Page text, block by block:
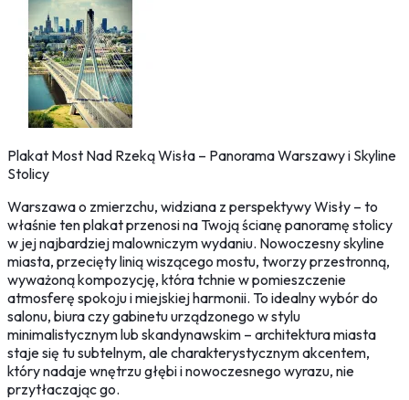
Plakat Most Nad Rzeką Wisła – Panorama Warszawy i Skyline
Stolicy
Warszawa o zmierzchu, widziana z perspektywy Wisły – to
właśnie ten plakat przenosi na Twoją ścianę panoramę stolicy
w jej najbardziej malowniczym wydaniu. Nowoczesny skyline
miasta, przecięty linią wiszącego mostu, tworzy przestronną,
wyważoną kompozycję, która tchnie w pomieszczenie
atmosferę spokoju i miejskiej harmonii. To idealny wybór do
salonu, biura czy gabinetu urządzonego w stylu
minimalistycznym lub skandynawskim – architektura miasta
staje się tu subtelnym, ale charakterystycznym akcentem,
który nadaje wnętrzu głębi i nowoczesnego wyrazu, nie
przytłaczając go.